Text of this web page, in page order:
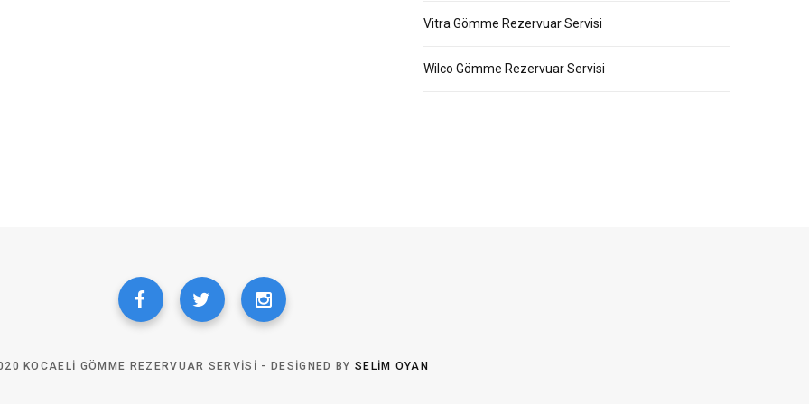
Vitra Gömme Rezervuar Servisi
Wilco Gömme Rezervuar Servisi
KOCAELI GÖMME REZERVUAR SERVISI - DESIGNED BY SELIM OYAN